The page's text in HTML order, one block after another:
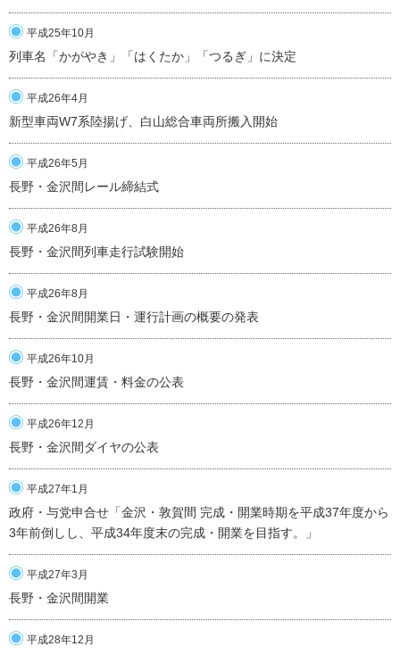
平成25年10月
列車名「かがやき」「はくたか」「つるぎ」に決定
平成26年4月
新型車両W7系陸揚げ、白山総合車両所搬入開始
平成26年5月
長野・金沢間レール締結式
平成26年8月
長野・金沢間列車走行試験開始
平成26年8月
長野・金沢間開業日・運行計画の概要の発表
平成26年10月
長野・金沢間運賃・料金の公表
平成26年12月
長野・金沢間ダイヤの公表
平成27年1月
政府・与党申合せ「金沢・敦賀間 完成・開業時期を平成37年度から
3年前倒しし、平成34年度末の完成・開業を目指す。」
平成27年3月
長野・金沢間開業
平成28年12月